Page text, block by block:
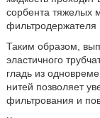
сорбента тяжелых
фильтродержателя
Таким образом,
эластичного
гладь из
нитей позволяет
фильтрования и